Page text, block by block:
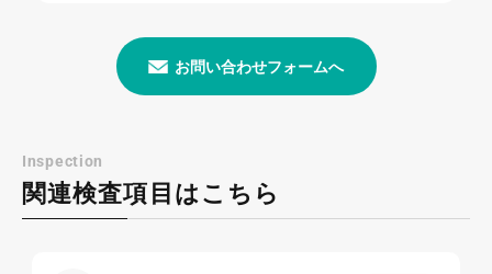
お問い合わせフォームへ
Inspection
関連検査項目はこちら